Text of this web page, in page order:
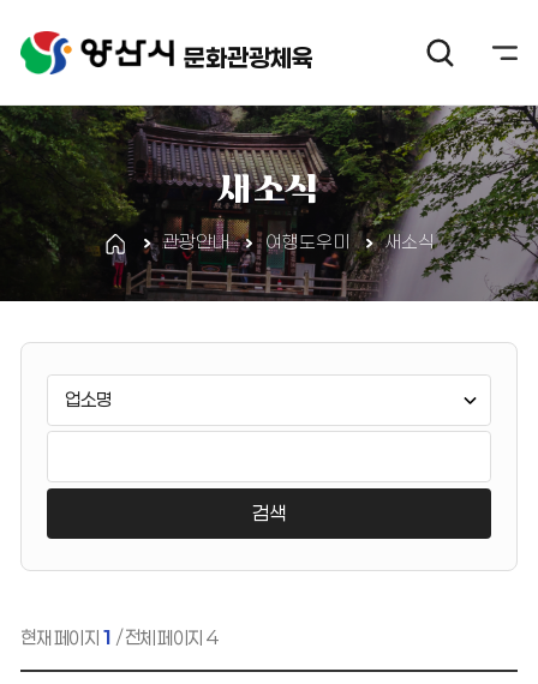
문화관광체육
새소식
관광안내 여행도우미 새소식
게
판
색
검
유
택
어
현재 페이지 1 / 전체 페이지 4